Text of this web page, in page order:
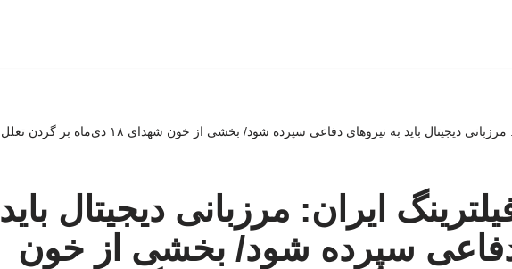
مطالبه پدر فیلترینگ ایران: مرزبانی دیجیتال باید به نیروهای دفاعی سپرده شود/ بخشی از خون شهدای ۱۸ دی‌ماه بر گردن تعلل
ایران: مرزبانی دیجیتال باید
دفاعی سپرده شود/ بخشی از خون